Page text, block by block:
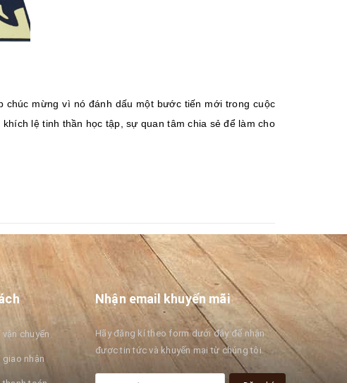
mừng vì nó đánh dấu một bước tiến mới trong cuộc
lệ tinh thần học tập, sự quan tâm chia sẻ để làm cho
chuyển
giao nhận
Nhận email khuyến mãi
Hãy đăng kí theo form dưới đây để nhận
được tin tức và khuyến mại từ chúng tôi.